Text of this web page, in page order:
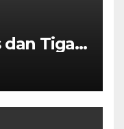
Tiga
Warga